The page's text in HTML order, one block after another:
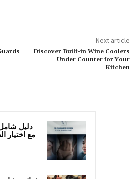
Next article
Discover Built-in Wine Coolers
Under Counter for Your
Kitchen
دليل
مع اختيار